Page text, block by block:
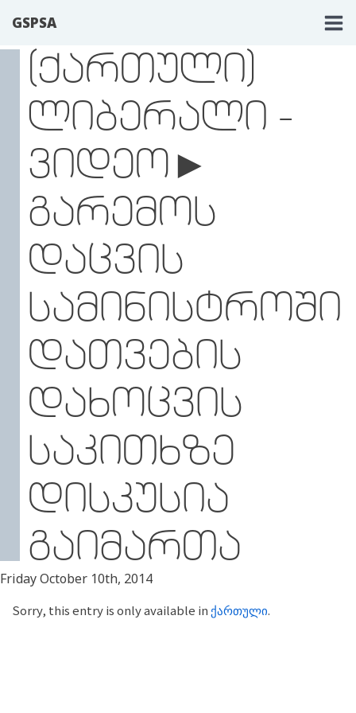
GSPSA
(ᲥᲐᲠᲗᲣᲚᲘ)
ᲚᲘᲑᲔᲠᲐᲚᲘ -
ᲕᲘᲓᲔᲝ►
ᲒᲐᲠᲔᲛᲝᲡ
ᲓᲐᲪᲕᲘᲡ
ᲡᲐᲛᲘᲜᲘᲡᲢᲠᲝᲨᲘ
ᲓᲐᲗᲕᲔᲑᲘᲡ
ᲓᲐᲮᲝᲪᲕᲘᲡ
ᲡᲐᲙᲘᲗᲮᲖᲔ
ᲓᲘᲡᲙᲣᲡᲘᲐ
ᲒᲐᲘᲛᲐᲠᲗᲐ
Friday October 10th, 2014
Sorry, this entry is only available in ქართული.